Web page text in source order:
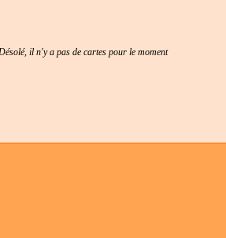
il n'y a pas de cartes pour le moment